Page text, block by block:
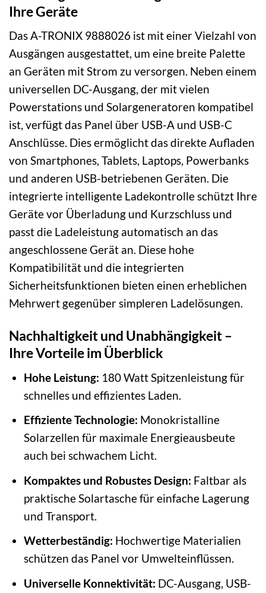
Ihre Geräte
Das A-TRONIX 9888026 ist mit einer Vielzahl von
Ausgängen ausgestattet, um eine breite Palette
an Geräten mit Strom zu versorgen. Neben einem
universellen DC-Ausgang, der mit vielen
Powerstations und Solargeneratoren kompatibel
ist, verfügt das Panel über USB-A und USB-C
Anschlüsse. Dies ermöglicht das direkte Aufladen
von Smartphones, Tablets, Laptops, Powerbanks
und anderen USB-betriebenen Geräten. Die
integrierte intelligente Ladekontrolle schützt Ihre
Geräte vor Überladung und Kurzschluss und
passt die Ladeleistung automatisch an das
angeschlossene Gerät an. Diese hohe
Kompatibilität und die integrierten
Sicherheitsfunktionen bieten einen erheblichen
Mehrwert gegenüber simpleren Ladelösungen.
Nachhaltigkeit und Unabhängigkeit –
Ihre Vorteile im Überblick
Hohe Leistung: 180 Watt Spitzenleistung für
schnelles und effizientes Laden.
Effiziente Technologie: Monokristalline
Solarzellen für maximale Energieausbeute
auch bei schwachem Licht.
Kompaktes und Robustes Design: Faltbar als
praktische Solartasche für einfache Lagerung
und Transport.
Wetterbeständig: Hochwertige Materialien
schützen das Panel vor Umwelteinflüssen.
Universelle Konnektivität: DC-Ausgang, USB-